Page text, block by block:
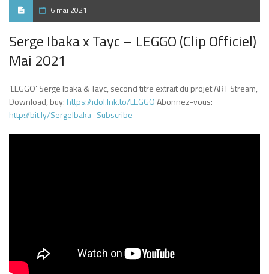
6 mai 2021
Serge Ibaka x Tayc – LEGGO (Clip Officiel)
Mai 2021
‘LEGGO’ Serge Ibaka & Tayc​, second titre extrait du projet ART Stream,
Download, buy: https://idol.lnk.to/LEGGO​ Abonnez-vous:
http://bit.ly/SergeIbaka_Subscribe